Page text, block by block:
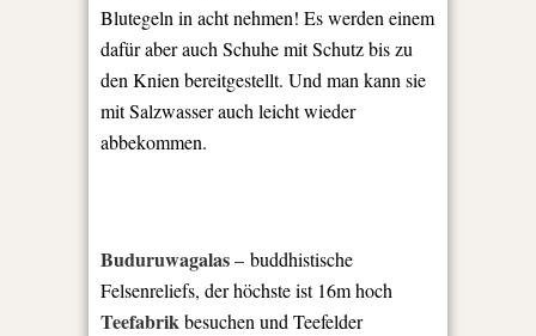
Blutegeln in acht nehmen! Es werden einem
dafür aber auch Schuhe mit Schutz bis zu
den Knien bereitgestellt. Und man kann sie
mit Salzwasser auch leicht wieder
abbekommen.
Buduruwagalas– buddhistische
Felsenreliefs, der höchste ist 16m hoch
Teefabrikbesuchen und Teefelder